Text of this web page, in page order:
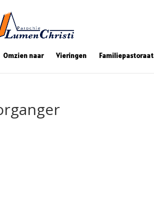
Omzien naar Vieringen Familiepastoraat